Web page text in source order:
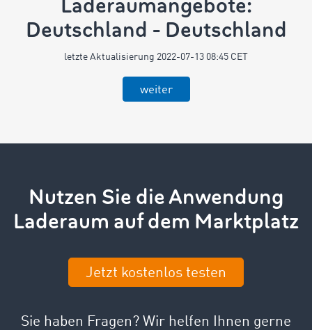
Laderaumangebote:
Deutschland - Deutschland
letzte Aktualisierung 2022-07-13 08:45 CET
weiter
Nutzen Sie die Anwendung
Laderaum auf dem Marktplatz
Jetzt kostenlos testen
Sie haben Fragen? Wir helfen Ihnen gerne